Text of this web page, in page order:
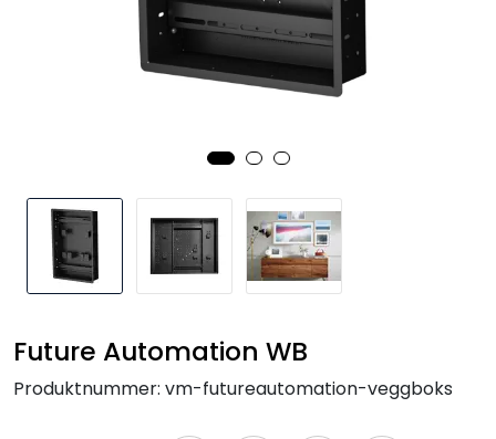
Future Automation WB
Produktnummer: vm-futureautomation-veggboks